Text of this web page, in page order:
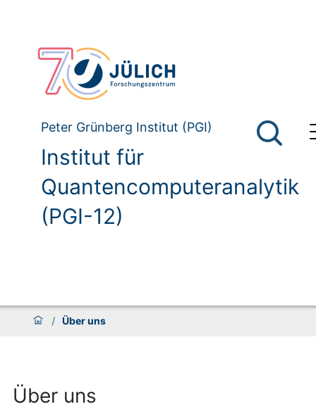
Peter Grünberg Institut (PGI)
Institut für
Quantencomputeranalytik
(PGI-12)
/ Über uns
Über uns